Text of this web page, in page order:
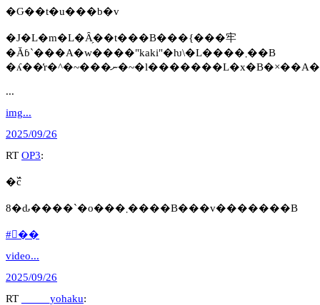
�Ԍ��t�u���b�v
�J�L�m�L�Ȃ̗��t���B���{���牢
�Ăɓ`���A�w����"kaki"�ƕ\�L����܂��B
...
img...
2025/09/26
RT OP3:
�߰݁c
8�ԃ����`�o���܂����B���v�������B
#�ٕ�
video...
2025/09/26
RT
_____yohaku: